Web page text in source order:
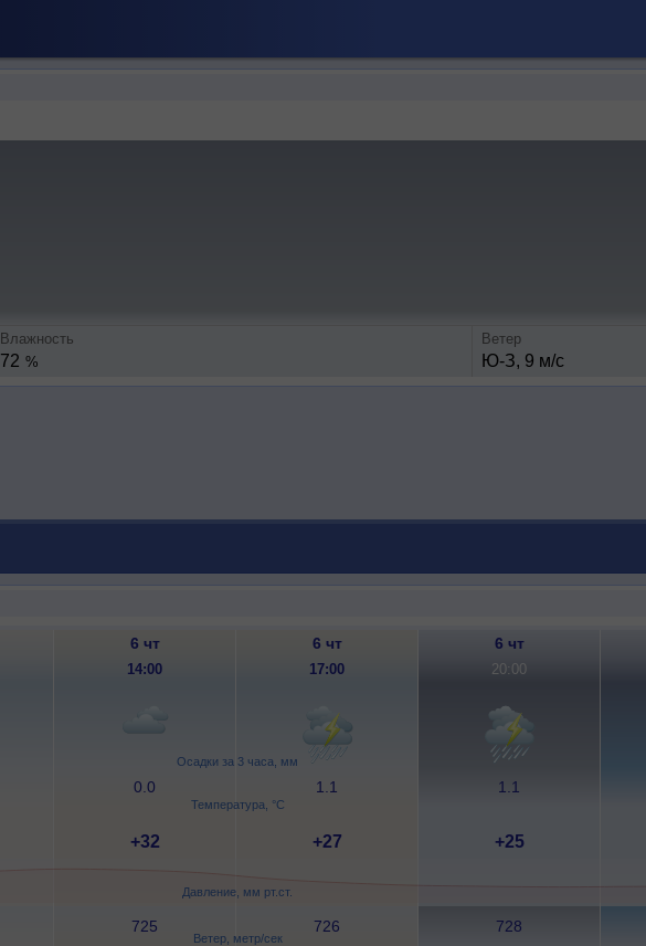
Влажность
72 %
Ветер
Ю-З, 9 м/с
Осадки за 3 часа, мм
Температура, °C
Давление, мм рт.ст.
Ветер, метр/сек
6 чт 6 чт 6 чт
14:00 17:00 20:00
0.0 1.1 1.1
+32 +27 +25
725 726 728